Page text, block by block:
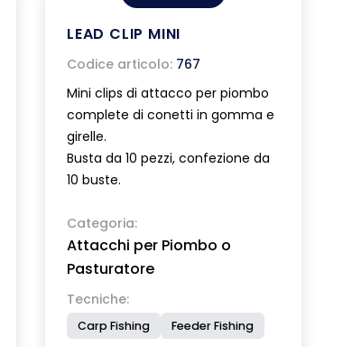
LEAD CLIP MINI
Codice articolo: 767
Mini clips di attacco per piombo
complete di conetti in gomma e
girelle.
Busta da 10 pezzi, confezione da
10 buste.
Categoria:
Attacchi per Piombo o
Pasturatore
Tecniche:
Carp Fishing Feeder Fishing